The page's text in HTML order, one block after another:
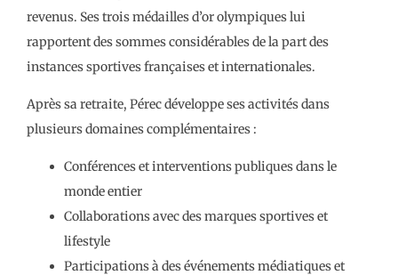
revenus. Ses trois médailles d’or olympiques lui
rapportent des sommes considérables de la part des
instances sportives françaises et internationales.
Après sa retraite, Pérec développe ses activités dans
plusieurs domaines complémentaires :
Conférences et interventions publiques dans le
monde entier
Collaborations avec des marques sportives et
lifestyle
Participations à des événements médiatiques et